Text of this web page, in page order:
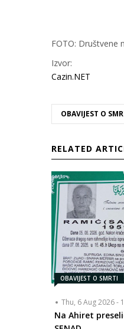
FOTO: Društvene
Izvor:
Cazin.NET
OBAVIJEST O
RELATED
OBAVIJEST O SMRTI
Thu, 6 Aug 2026 -
Na Ahiret